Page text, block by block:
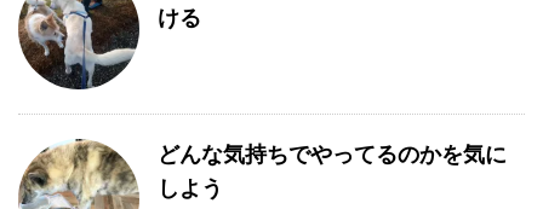
ける
どんな気持ちでやってるのかを気に
しよう